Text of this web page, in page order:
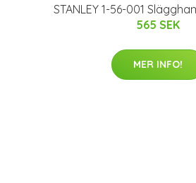
STANLEY 1-56-001
565 SEK
MER INFO!